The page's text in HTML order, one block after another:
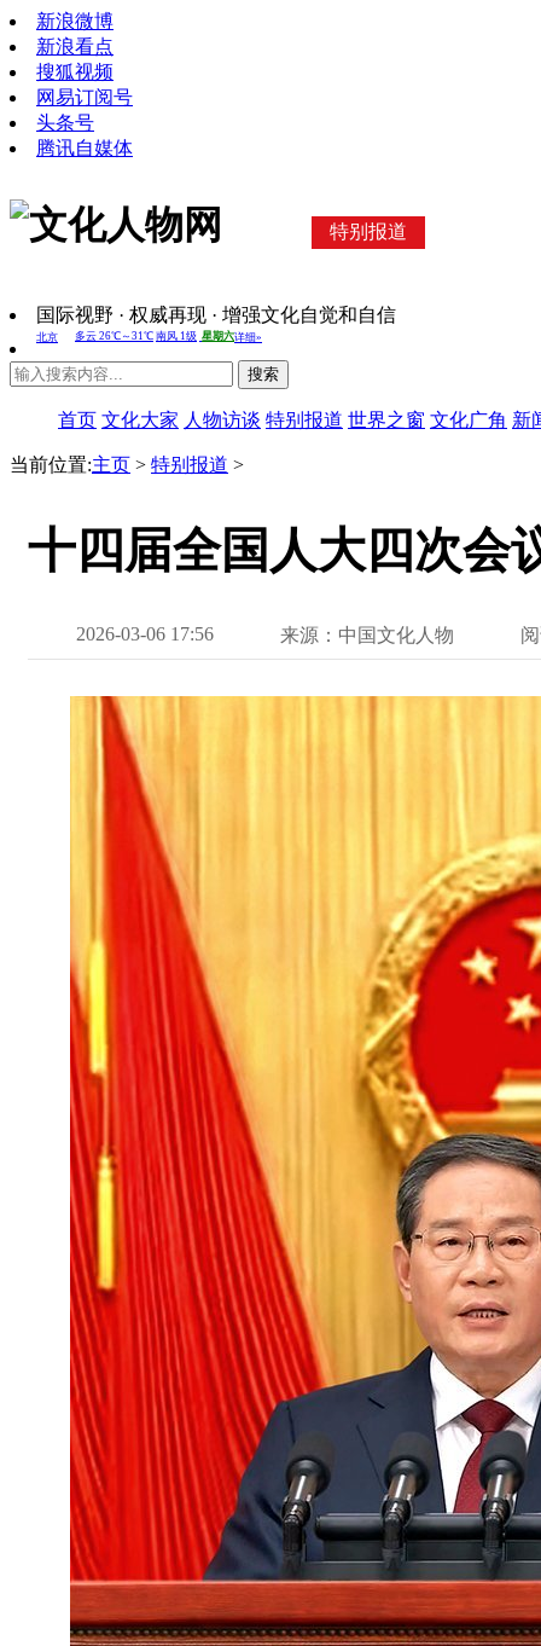
新浪微博
新浪看点
搜狐视频
网易订阅号
头条号
腾讯自媒体
特别报道
国际视野 · 权威再现 · 增强文化自觉和自信
搜索
首页 文化大家 人物访谈 特别报道 世界之窗 文化广角 新
当前位置:主页 > 特别报道 >
十四届全国人大四次会
2026-03-06 17:56 来源：中国文化人物